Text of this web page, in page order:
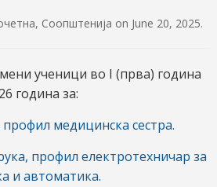
, Соопштенија on June 20, 2025.
ученици во I (прва) година
година за:
медицинска сестра.
профил електротехничар за
и автоматика.